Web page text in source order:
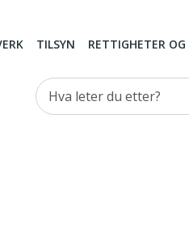
TILSYN RETTIGHETER OG
Hva leter du etter?